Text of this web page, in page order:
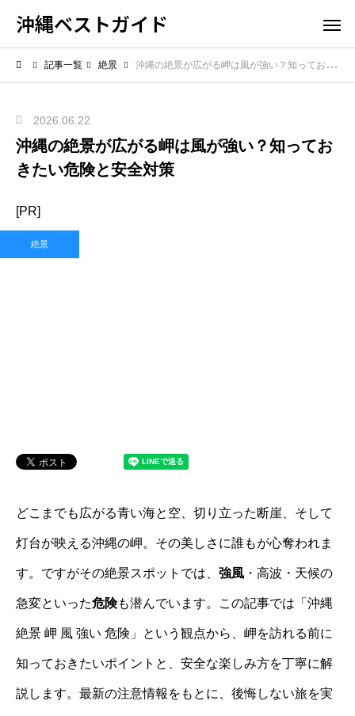
沖縄ベストガイド
記事一覧 絶景 沖縄の絶景が広がる岬は風が強い？知っておきたい危険と安全対策
2026.06.22
沖縄の絶景が広がる岬は風が強い？知ってお
きたい危険と安全対策
[PR]
絶景
どこまでも広がる青い海と空、切り立った断崖、そして
灯台が映える沖縄の岬。その美しさに誰もが心奪われま
す。ですがその絶景スポットでは、 強風 ・高波・天候の
急変といった危険も潜んでいます。この記事では「沖縄
絶景 岬 風 強い 危険」という観点から、岬を訪れる前に
知っておきたいポイントと、安全な楽しみ方を丁寧に解
説します。最新の注意情報をもとに、後悔しない旅を実